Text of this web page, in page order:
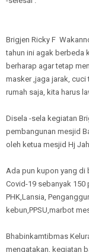
Brigjen Ricky F
tahun ini agak berbeda
berharap agar tetap
masker ,jaga jarak,
rumah saja, kita harus
Disela -sela kegiatan
pembangunan mesjid
oleh ketua mesjid Hj
Ada pun kupon yang di
Covid-19 sebanyak
PHK,Lansia,
kebun,PPSU,marbot
Bhabinkamtibmas
mengatakan, kegiatan